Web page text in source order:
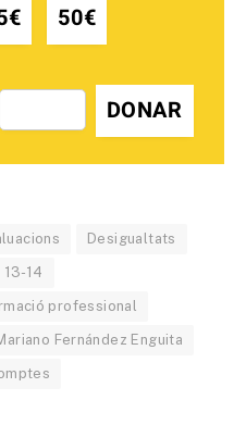
50€
DONAR
Desigualtats
14
professional
Fernández Enguita